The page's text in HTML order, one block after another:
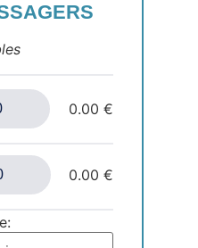
0.00 €
0.00 €